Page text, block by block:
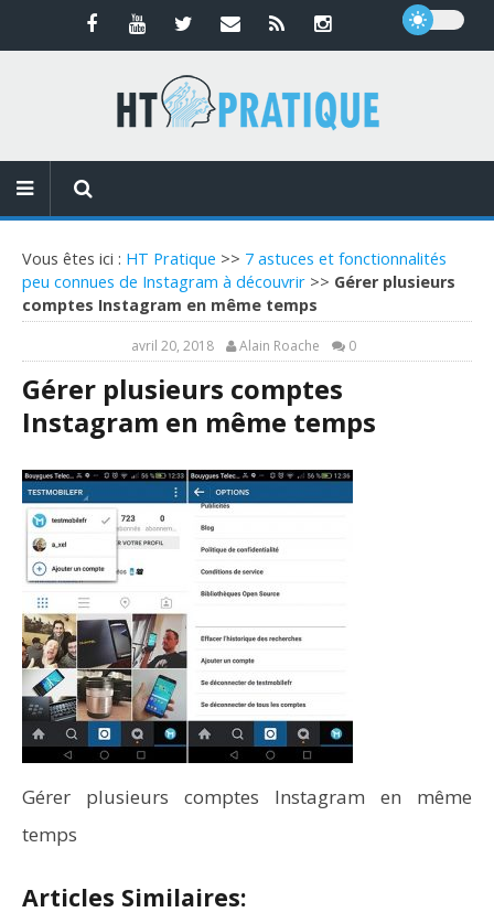
Vous êtes ici : HT Pratique >> 7 astuces et fonctionnalités
peu connues de Instagram à découvrir >> Gérer plusieurs
comptes Instagram en même temps
avril 20, 2018 Alain Roache 0
Gérer plusieurs comptes
Instagram en même temps
Gérer plusieurs comptes Instagram en même
temps
Articles Similaires: